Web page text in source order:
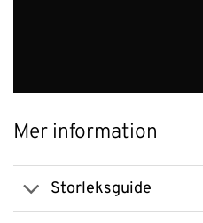
Mer information
Storleksguide